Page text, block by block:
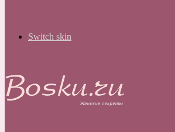
Switch skin